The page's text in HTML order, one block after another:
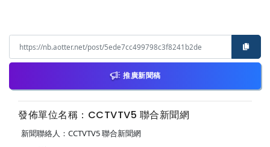
推廣新聞稿
發佈單位名稱：CCTVTV5 聯合新聞網
新聞聯絡人：CCTVTV5 聯合新聞網